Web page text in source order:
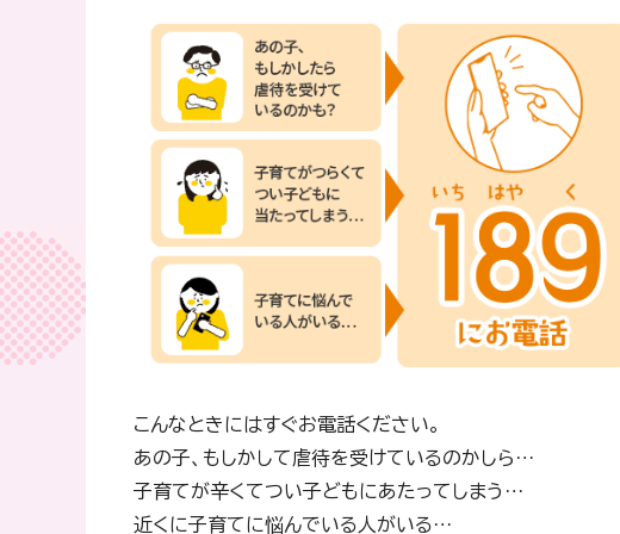
こんなときにはすぐお電話ください。
あの子、もしかして虐待を受けているのかしら…
子育てが辛くてつい子どもにあたってしまう…
近くに子育てに悩んでいる人がいる…